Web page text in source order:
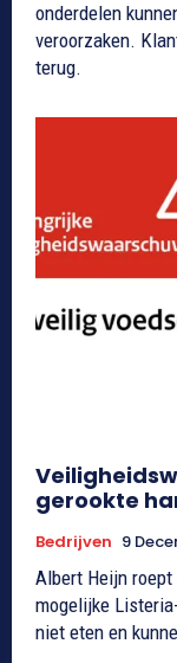
onderdelen
veroorzaken.
terug.
gerookte
Bedrijven 9
Albert Heijn
mogelijke
niet eten en